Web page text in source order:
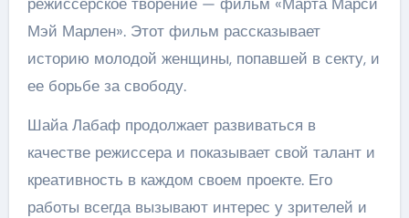
Мэй Марлен». Этот фильм рассказывает
историю молодой женщины, попавшей в секту, и
ее борьбе за свободу.
Шайа Лабаф продолжает развиваться в
качестве режиссера и показывает свой талант и
креативность в каждом своем проекте. Его
работы всегда вызывают интерес у зрителей и